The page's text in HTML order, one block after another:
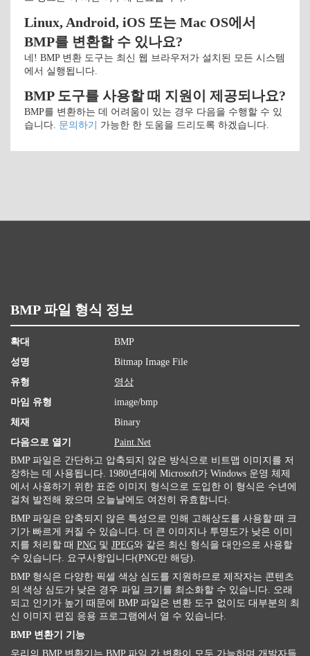
Linux, Android, iOS 또는 Mac OS에서
BMP를 변환할 수 있나요?
네! BMP 변환 도구는 최신 웹 브라우저가 설치된 모든 시스템
에서 실행됩니다.
BMP 도구를 사용할 때 지원이 제공되나요?
BMP를 변환하는 데 어려움이 있는 경우 다음을 수행할 수 있
습니다. 문의하기 가능한 한 도움을 드리도록 하겠습니다.
BMP 파일 형식 정보
확대
BMP
성명
Bitmap Image File
유형
영상
마임 유형
image/bmp
체재
Binary
다음으로 열기
Paint.Net
BMP 파일은 간단하고 압축되지 않은 방식으로 비트맵 이미지를 저
장하는 데 사용됩니다. 1980년대에 Microsoft가 Windows 운영 체제
에서 사용하기 위한 표준 이미지 형식으로 도입한 이 형식은 수년에
걸쳐 발전해 왔으며 오늘날에도 여전히 유효합니다.
BMP 파일은 압축되지 않은 특성으로 인해 고해상도를 사용할 때 크
기가 빠르게 커질 수 있습니다. 더 큰 이미지나 투명도가 낮은 이미
지를 처리할 때 PNG 및 JPEG와 같은 최신 형식을 대안으로 사용할
수 있습니다. 요구사항입니다(PNG만 해당).
BMP 형식은 다양한 픽셀 색상 심도를 지원하므로 제작자는 콘텐츠
의 색상 심도가 낮은 경우 파일 크기를 최소화할 수 있습니다. 오래
되고 인기가 높기 때문에 BMP 파일은 변환 도구 없이도 대부분의 최
신 이미지 편집 응용 프로그램에서 열 수 있습니다.
BMP 변환기 기능
우리의 BMP 변환기는 BMP 파일 간 변환이 모두 가능하며 개발자들